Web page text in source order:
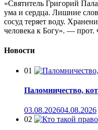
«Святитель Григорий
ума и сердца. Лишние
сосуд теряет воду.
человека к Богу». — прот.
Новости
01
Паломничество,
03.08.202604.08.2026
02